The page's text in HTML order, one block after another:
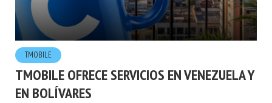
TMOBILE
TMOBILE OFRECE SERVICIOS EN VENEZUELA Y
EN BOLÍVARES